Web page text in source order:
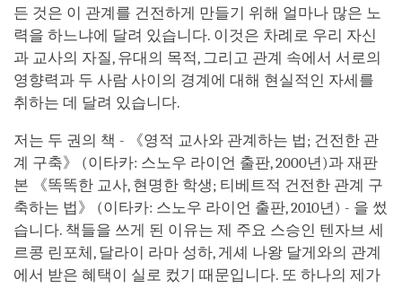
든 것은 이 관계를 건전하게 만들기 위해 얼마나 많은 노
력을 하느냐에 달려 있습니다. 이것은 차례로 우리 자신
과 교사의 자질, 유대의 목적, 그리고 관계 속에서 서로의
영향력과 두 사람 사이의 경계에 대해 현실적인 자세를
취하는 데 달려 있습니다.
저는 두 권의 책 - 《영적 교사와 관계하는 법; 건전한 관
계 구축》 (이타카: 스노우 라이언 출판, 2000년)과 재판
본 《똑똑한 교사, 현명한 학생; 티베트적 건전한 관계 구
축하는 법》 (이타카: 스노우 라이언 출판, 2010년) - 을 썼
습니다. 책들을 쓰게 된 이유는 제 주요 스승인 텐자브 세
르콩 린포체, 달라이 라마 성하, 게셰 나왕 달게와의 관계
에서 받은 혜택이 실로 컸기 때문입니다. 또 하나의 제가